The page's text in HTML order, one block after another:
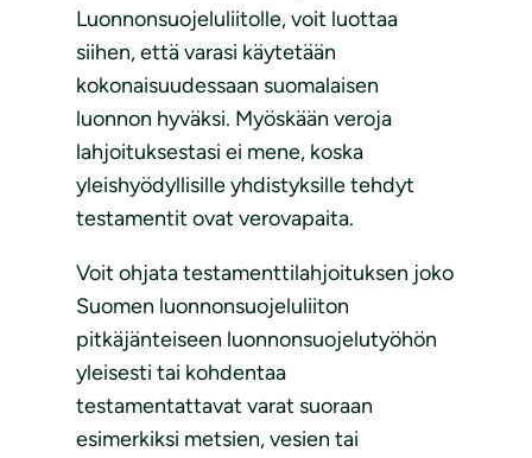
Luonnonsuojeluliitolle, voit luottaa
siihen, että varasi käytetään
kokonaisuudessaan suomalaisen
luonnon hyväksi. Myöskään veroja
lahjoituksestasi ei mene, koska
yleishyödyllisille yhdistyksille tehdyt
testamentit ovat verovapaita.
Voit ohjata testamenttilahjoituksen joko
Suomen luonnonsuojeluliiton
pitkäjänteiseen luonnonsuojelutyöhön
yleisesti tai kohdentaa
testamentattavat varat suoraan
esimerkiksi metsien, vesien tai